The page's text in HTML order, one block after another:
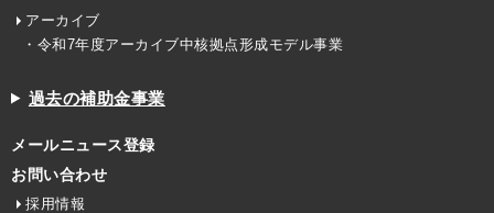
アーカイブ
・令和7年度アーカイブ中核拠点形成モデル事業
過去の補助金事業
メールニュース登録
お問い合わせ
採用情報